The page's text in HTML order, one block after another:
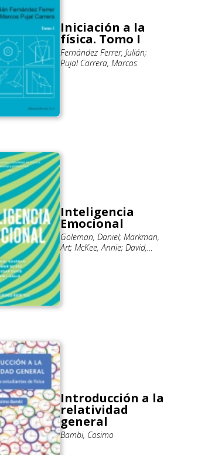
Iniciación a la
física. Tomo I
Fernández Ferrer, Julián;
Pujal Carrera, Marcos
Inteligencia
Emocional
Goleman, Daniel; Markman,
Art; McKee, Annie; David,
Introducción a la
relatividad
general
Bambi, Cosimo